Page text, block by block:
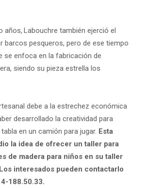
años, Labouchre también ejerció el
barcos pesqueros, pero de ese tiempo
se enfoca en la fabricación de
siendo su pieza estrella los
debe a la estrechez económica
desarrollado la creatividad para
en un camión para jugar. Esta
la idea de ofrecer un taller para
de madera para niños en su taller
interesados pueden contactarlo
188.50.33.